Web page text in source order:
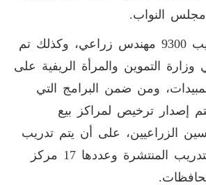
النواب.
وأوضح أنه تم تدريب 9300 مهندس زراعي، وكذلك تم
التموين والمرأة الريفية على
ومن ضمن البرامج التي
يتم إصدار ترخيص لمراكز بيع
الزراعيين، على أن يتم تدريب
من خلال مراكز التدريب المنتشرة وعددها 17 مركز